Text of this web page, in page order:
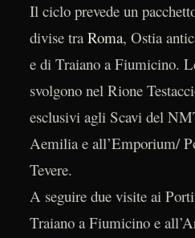
Il ciclo prevede un
divise tra Roma, Ostia
e di Traiano a Fiumicino.
svolgono nel Rione
esclusivi agli Scavi del
Aemilia e all’Emporium/
Tevere.
A seguire due visite ai
Traiano a Fiumicino e